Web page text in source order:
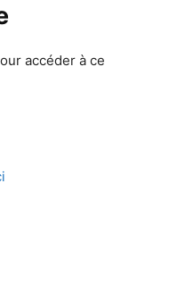
accéder à ce